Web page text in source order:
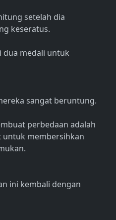
setelah dia
keseratus.
dua medali untuk
sangat beruntung.
perbedaan adalah
untuk membersihkan
ini kembali dengan